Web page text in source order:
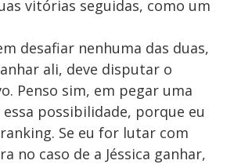
vitórias seguidas, como um
desafiar nenhuma das duas,
ali, deve disputar o
Penso sim, em pegar uma
possibilidade, porque eu
Se eu for lutar com
no caso de a Jéssica ganhar,